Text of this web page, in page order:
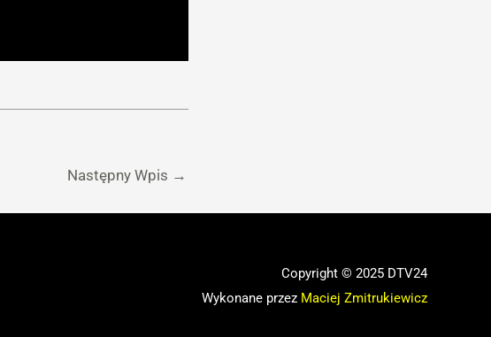
Następny Wpis →
Copyright © 2025 DTV24
Wykonane przez Maciej Zmitrukiewicz